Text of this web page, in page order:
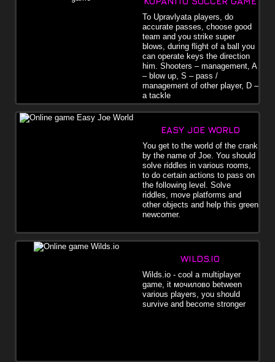
падают улучшения , так что старайтесь улучшить свой танк.
Соревнуйтесь с игроками со всего мира в этой игре .io и
попытаться стать лучшим игроком.
To Upravlyata players, do
accurate passes, choose good
team and you strike super
blows, during flight of a ball you
can operate keys the direction
him. Shooters – management, A
– blow up, S – pass /
management of other player, D –
a tackle
EASY JOE WORLD
You get to the world of the crank
by the name of Joe. You should
solve riddles in various rooms,
to do certain actions to pass on
the following level. Solve
riddles, move platforms and
other objects and help this green
newcomer.
WILDS.IO
Wilds.io - cool a multiplayer
game, it мочилово between
various players, you should
survive and become stronger